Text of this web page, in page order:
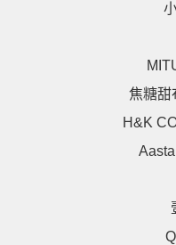
焦糖甜
H&K